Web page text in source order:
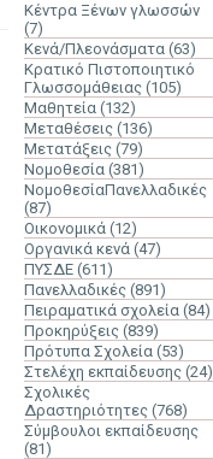
Κέντρα Ξένων γλωσσών
(7)
Κενά/Πλεονάσματα (63)
Κρατικό Πιστοποιητικό
Γλωσσομάθειας (105)
Μαθητεία (132)
Μεταθέσεις (136)
Μετατάξεις (79)
Νομοθεσία (381)
ΝομοθεσίαΠανελλαδικές
(87)
Οικονομικά (12)
Οργανικά κενά (47)
ΠΥΣΔΕ (611)
Πανελλαδικές (891)
Πειραματικά σχολεία (84)
Προκηρύξεις (839)
Πρότυπα Σχολεία (53)
Στελέχη εκπαίδευσης (24)
Σχολικές
Δραστηριότητες (768)
Σύμβουλοι εκπαίδευσης
(81)